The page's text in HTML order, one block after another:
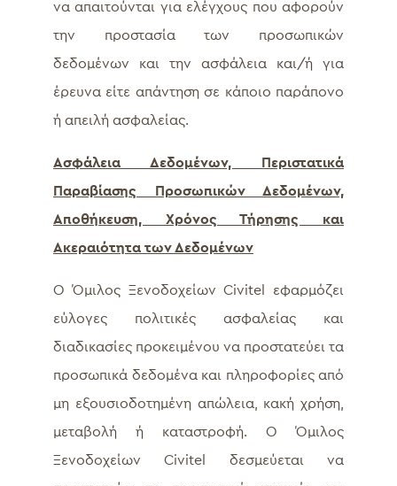
να απαιτούνται για ελέγχους που αφορούν
την προστασία των προσωπικών
δεδομένων και την ασφάλεια και/ή για
έρευνα είτε απάντηση σε κάποιο παράπονο
ή απειλή ασφαλείας.
Ασφάλεια Δεδομένων, Περιστατικά
Παραβίασης Προσωπικών Δεδομένων,
Αποθήκευση, Χρόνος Τήρησης και
Ακεραιότητα των Δεδομένων
Ο Όμιλος Ξενοδοχείων Civitel εφαρμόζει
εύλογες πολιτικές ασφαλείας και
διαδικασίες προκειμένου να προστατεύει τα
προσωπικά δεδομένα και πληροφορίες από
μη εξουσιοδοτημένη απώλεια, κακή χρήση,
μεταβολή ή καταστροφή. Ο Όμιλος
Ξενοδοχείων Civitel δεσμεύεται να